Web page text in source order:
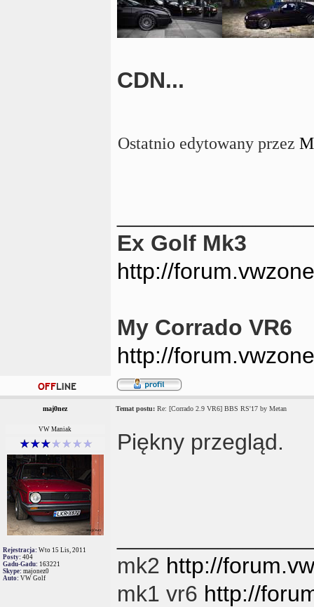
CDN...
Ostatnio edytowany przez
Ex Golf Mk3
http://
My Corrado VR6
http://
maj0nez Temat postu: Re: [Corrado 2.9 VR6] BBS RS'17 by Metan
VW Maniak
Rejestracja: Wto 15 Lis, 2011
Posty: 404
Gadu-Gadu: 163221
Skype: majonez0
Auto: VW Golf
Piękny przegląd.
mk2 http://
mk1 vr6 http://